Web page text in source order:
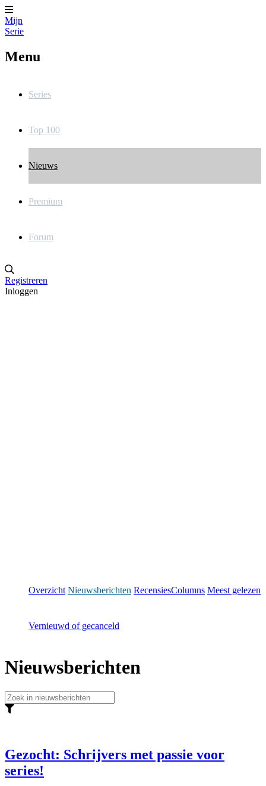
Mijn
Serie
Menu
Series
Top 100
Nieuws
Premium
Forum
Registreren
Inloggen
Overzicht Nieuwsberichten RecensiesColumns Meest gelezen
Vernieuwd of gecanceld
Nieuwsberichten
Gezocht: Schrijvers met passie voor
series!